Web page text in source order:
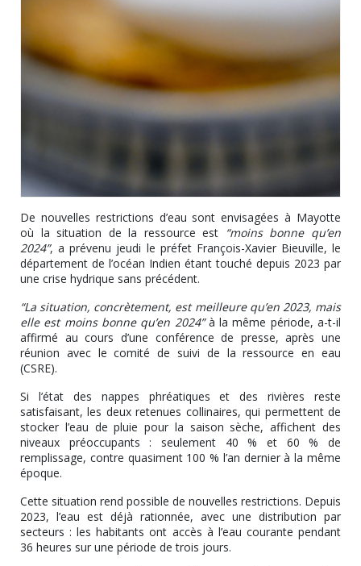
De nouvelles restrictions d’eau sont envisagées à Mayotte
où la situation de la ressource est “moins bonne qu’en
2024”, a prévenu jeudi le préfet François-Xavier Bieuville, le
département de l’océan Indien étant touché depuis 2023 par
une crise hydrique sans précédent.
“La situation, concrètement, est meilleure qu’en 2023, mais
elle est moins bonne qu’en 2024”à la même période, a-t-il
affirmé au cours d’une conférence de presse, après une
réunion avec le comité de suivi de la ressource en eau
(CSRE).
Si l’état des nappes phréatiques et des rivières reste
satisfaisant, les deux retenues collinaires, qui permettent de
stocker l’eau de pluie pour la saison sèche, affichent des
niveaux préoccupants : seulement 40 % et 60 % de
remplissage, contre quasiment 100 % l’an dernier à la même
époque.
Cette situation rend possible de nouvelles restrictions. Depuis
2023, l’eau est déjà rationnée, avec une distribution par
secteurs : les habitants ont accès à l’eau courante pendant
36 heures sur une période de trois jours.